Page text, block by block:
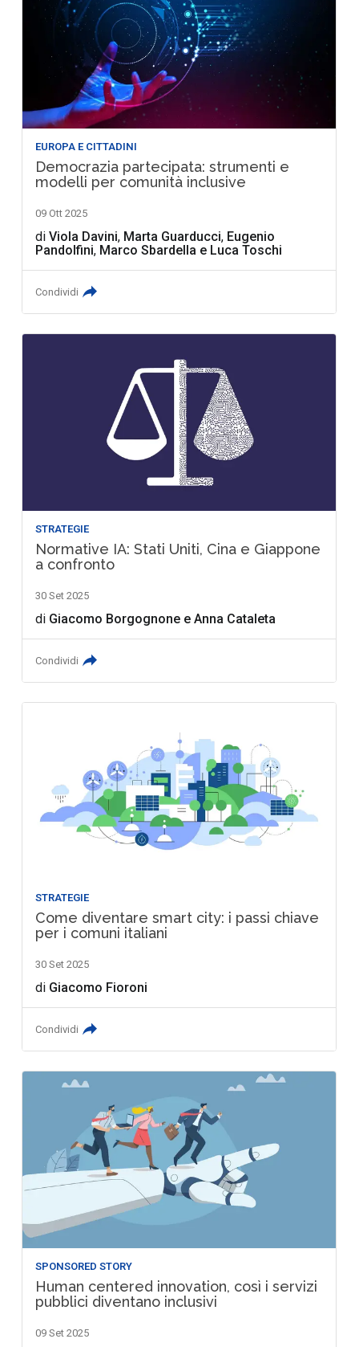
EUROPA E CITTADINI
Democrazia partecipata: strumenti e
modelli per comunità inclusive
09 Ott 2025
diViola Davini, Marta Guarducci, Eugenio
Pandolfini, Marco Sbardella e Luca Toschi
Condividi
STRATEGIE
Normative IA: Stati Uniti, Cina e Giappone
a confronto
30 Set 2025
di Giacomo Borgognone eAnna Cataleta
Condividi
STRATEGIE
Come diventare smart city: i passi chiave
per i comuni italiani
30 Set 2025
di Giacomo Fioroni
Condividi
SPONSORED STORY
Human centered innovation, così i servizi
pubblici diventano inclusivi
09 Set 2025